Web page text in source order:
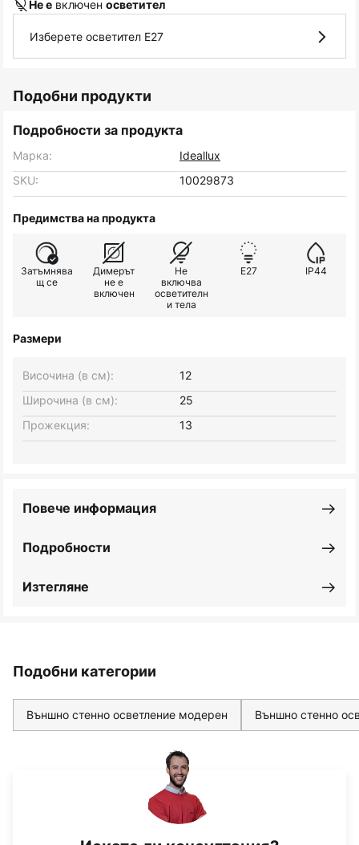
Не е включен осветител
Изберете осветител E27
Подобни продукти
Подробности за продукта
Марка:
Ideallux
SKU:
10029873
Предимства на продукта
Затъмнява
щ се
Димерът
не е
включен
Не
включва
осветителн
и тела
E27 IP44
Размери
Широчина (в см): 25
Височина (в см): 12
Прожекция: 13
Подробности
Повече информация
Изтегляне
Подобни категории
Външно стенно осветление модерен Външно стенно